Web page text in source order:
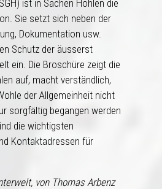
ist in Sachen Höhlen die
Sie setzt sich neben der
Dokumentation usw.
Schutz der äusserst
ein. Die Broschüre zeigt die
auf, macht verständlich,
der Allgemeinheit nicht
sorgfältig begangen werden
die wichtigsten
Kontaktadressen für
von Thomas Arbenz